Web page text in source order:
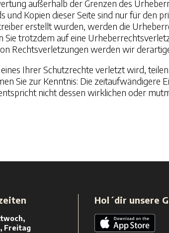
außerhalb der Grenzen des
Kopien dieser Seite sind nur für den
erstellt wurden, werden die
Sie trotzdem auf eine
Rechtsverletzungen werden wir
Ihrer Schutzrechte verletzt wird,
Sie zur Kenntnis: Die zeitaufwändigere
nicht dessen wirklichen oder
Freitag
Hol´dir unsere